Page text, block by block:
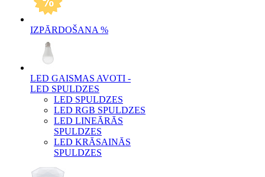
IZPĀRDOŠANA %
LED GAISMAS AVOTI -
LED SPULDZES
LED SPULDZES
LED RGB SPULDZES
LED LINEĀRĀS
SPULDZES
LED KRĀSAINĀS
SPULDZES